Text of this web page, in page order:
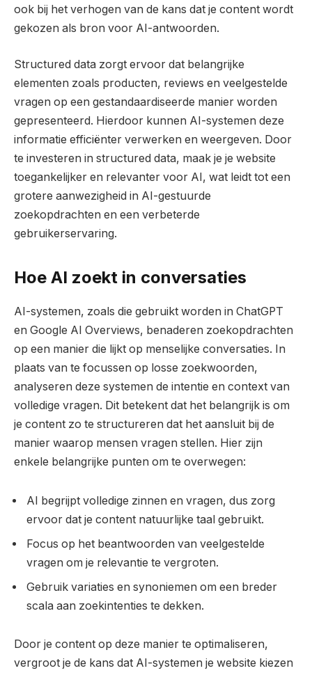
ook bij het verhogen van de kans dat je content wordt
gekozen als bron voor AI-antwoorden.
Structured data zorgt ervoor dat belangrijke
elementen zoals producten, reviews en veelgestelde
vragen op een gestandaardiseerde manier worden
gepresenteerd. Hierdoor kunnen AI-systemen deze
informatie efficiënter verwerken en weergeven. Door
te investeren in structured data, maak je je website
toegankelijker en relevanter voor AI, wat leidt tot een
grotere aanwezigheid in AI-gestuurde
zoekopdrachten en een verbeterde
gebruikerservaring.
Hoe AI zoekt in conversaties
AI-systemen, zoals die gebruikt worden in ChatGPT
en Google AI Overviews, benaderen zoekopdrachten
op een manier die lijkt op menselijke conversaties. In
plaats van te focussen op losse zoekwoorden,
analyseren deze systemen de intentie en context van
volledige vragen. Dit betekent dat het belangrijk is om
je content zo te structureren dat het aansluit bij de
manier waarop mensen vragen stellen. Hier zijn
enkele belangrijke punten om te overwegen:
AI begrijpt volledige zinnen en vragen, dus zorg
ervoor dat je content natuurlijke taal gebruikt.
Focus op het beantwoorden van veelgestelde
vragen om je relevantie te vergroten.
Gebruik variaties en synoniemen om een breder
scala aan zoekintenties te dekken.
Door je content op deze manier te optimaliseren,
vergroot je de kans dat AI-systemen je website kiezen